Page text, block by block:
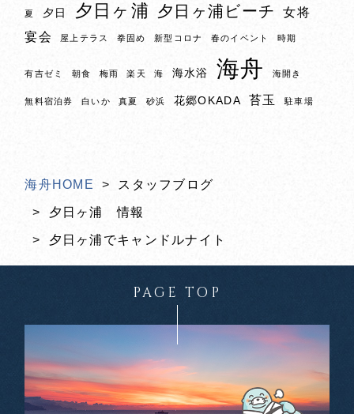
夏 夕日 夕日ヶ浦 夕日ヶ浦ビーチ
女将
宴会
屋上テラス 拳固め 新型コロナ 春のイベント 時期
有吉ゼミ 朝食 梅雨 楽天 海 海水浴 海舟 海開き
無料宿泊券 白いか 真夏 砂浜 花郷OKADA 苔玉 駐車場
海舟HOME スタッフブログ
夕日ヶ浦 情報
夕日ヶ浦でキャンドルナイト
PAGE TOP